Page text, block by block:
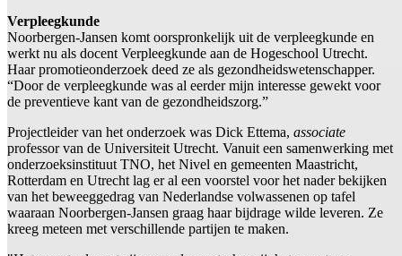
Verpleegkunde
Noorbergen-Jansen komt oorspronkelijk uit de verpleegkunde en
werkt nu als docent Verpleegkunde aan de Hogeschool Utrecht.
Haar promotieonderzoek deed ze als gezondheidswetenschapper.
“Door de verpleegkunde was al eerder mijn interesse gewekt voor
de preventieve kant van de gezondheidszorg.”
Projectleider van het onderzoek was Dick Ettema, associate
professor van de Universiteit Utrecht. Vanuit een samenwerking met
onderzoeksinstituut TNO, het Nivel en gemeenten Maastricht,
Rotterdam en Utrecht lag er al een voorstel voor het nader bekijken
van het beweeggedrag van Nederlandse volwassenen op tafel
waaraan Noorbergen-Jansen graag haar bijdrage wilde leveren. Ze
kreeg meteen met verschillende partijen te maken.